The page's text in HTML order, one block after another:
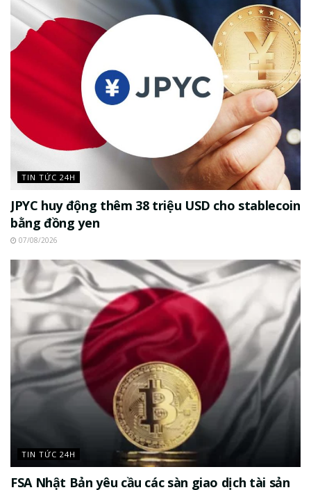
TIN TỨC 24H
JPYC huy động thêm 38 triệu USD cho stablecoin
bằng đồng yen
07/08/2026
TIN TỨC 24H
FSA Nhật Bản yêu cầu các sàn giao dịch tài sản